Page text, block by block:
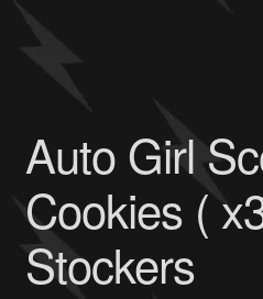
Auto Girl
Cookies (
Stockers